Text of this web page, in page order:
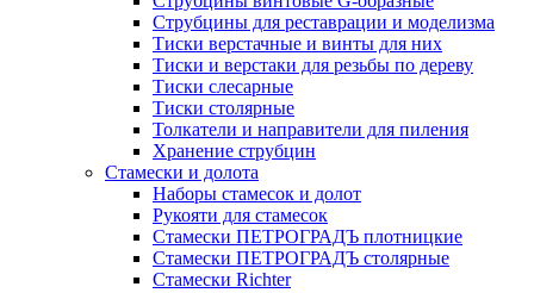
Струбцины для реставрации и моделизма
Тиски верстачные и винты для них
Тиски и верстаки для резьбы по дереву
Тиски слесарные
Тиски столярные
Толкатели и направители для пиления
Хранение струбцин
Стамески и долота
Наборы стамесок и долот
Рукояти для стамесок
Стамески ПЕТРОГРАДЪ плотницкие
Стамески ПЕТРОГРАДЪ столярные
Стамески Richter